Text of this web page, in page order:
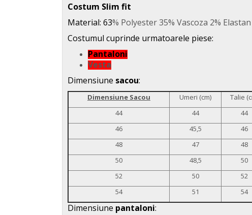
Costum Slim fit
Material: 63% Polyester 35% Vascoza 2% Elastan
Costumul cuprinde urmatoarele piese:
Pantaloni
Vesta
Dimensiune sacou:
Dimensiune Sacou Umeri (cm) Talie
44
44 44
46
45,5 46
48
47 48
50
48,5 50
52
50 52
54
51 54
Dimensiune pantaloni: